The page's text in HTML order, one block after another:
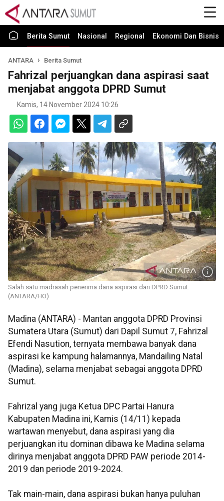
Berita Sumut Nasional Regional Ekonomi Dan Bisnis
ANTARA Berita Sumut
Fahrizal perjuangkan dana aspirasi saat
menjabat anggota DPRD Sumut
Kamis, 14 November 2024 10:26
Salah satu madrasah penerima dana aspirasi dari DPRD Sumut.
(ANTARA/HO)
Madina (ANTARA) - Mantan anggota DPRD Provinsi
Sumatera Utara (Sumut) dari Dapil Sumut 7, Fahrizal
Efendi Nasution, ternyata membawa banyak dana
aspirasi ke kampung halamannya, Mandailing Natal
(Madina), selama menjabat sebagai anggota DPRD
Sumut.
Fahrizal yang juga Ketua DPC Partai Hanura
Kabupaten Madina ini, Kamis (14/11) kepada
wartawan menyebut, dana aspirasi yang dia
perjuangkan itu dominan dibawa ke Madina selama
dirinya menjabat anggota DPRD PAW periode 2014-
2019 dan periode 2019-2024.
Tak main-main, dana aspirasi bukan hanya puluhan